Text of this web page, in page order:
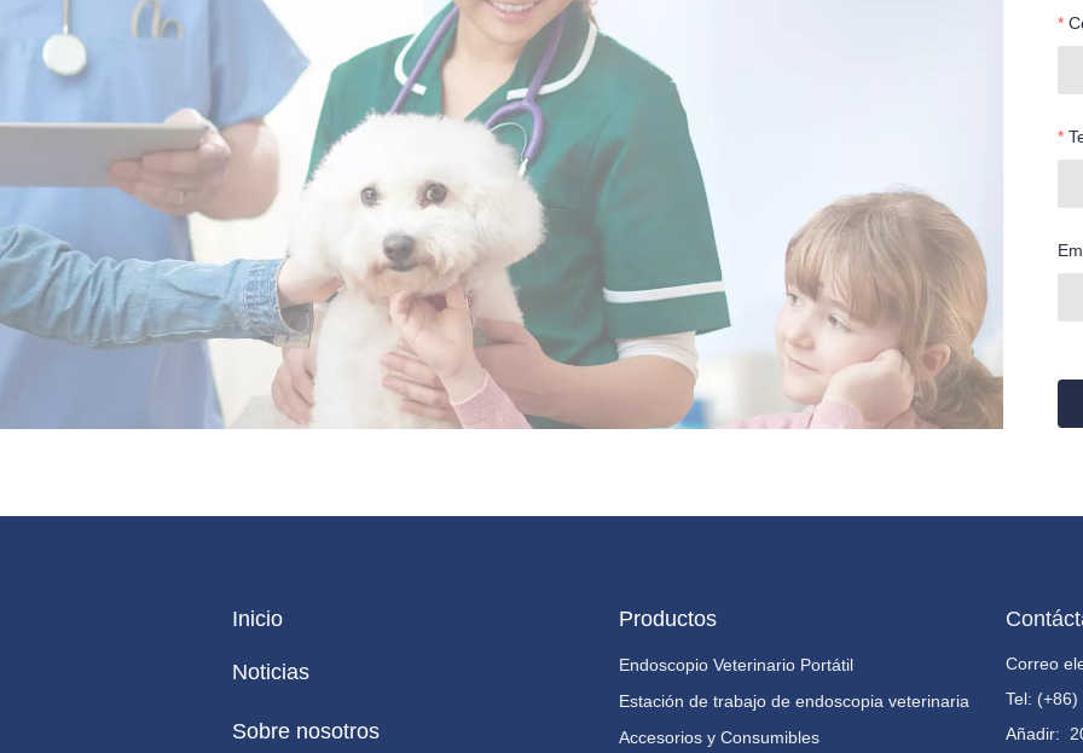
Inicio
Noticias
Sobre nosotros
Productos
Endoscopio Veterinario Portátil
Estación de trabajo de endoscopia veterinaria
Accesorios y Consumibles
Correo
Tel:
Añadir: